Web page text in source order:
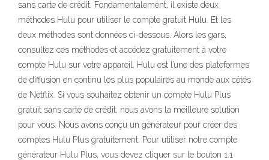
sans carte de crédit. Fondamentalement, il existe deux
méthodes Hulu pour utiliser le compte gratuit Hulu. Et les
deux méthodes sont données ci-dessous. Alors les gars,
consultez ces méthodes et accédez gratuitement à votre
compte Hulu sur votre appareil. Hulu est l’une des plateformes
de diffusion en continu les plus populaires au monde aux côtés
de Netflix. Si vous souhaitez obtenir un compte Hulu Plus
gratuit sans carte de crédit, nous avons la meilleure solution
pour vous. Nous avons conçu un générateur pour créer des
comptes Hulu Plus gratuitement. Pour utiliser notre compte
générateur Hulu Plus, vous devez cliquer sur le bouton 1.1